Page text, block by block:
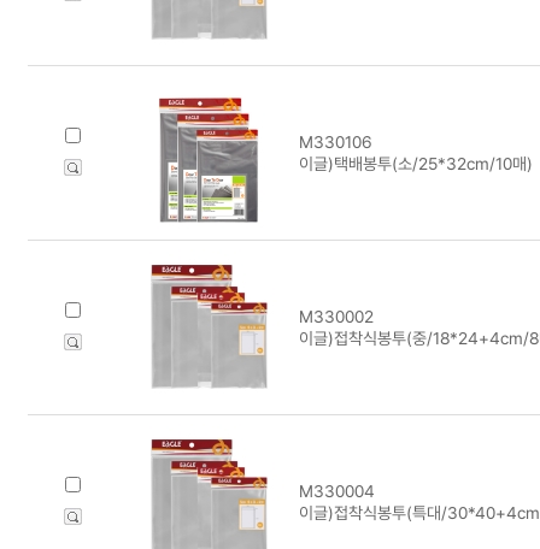
M330106
이글)택배봉투(소/25*32cm/10매)
M330002
이글)접착식봉투(중/
M330004
이글)접착식봉투(특대/